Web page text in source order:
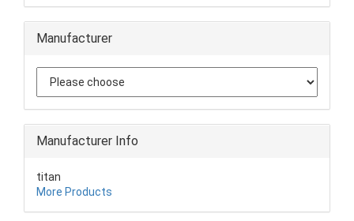
Manufacturer
Manufacturer Info
titan
More Products